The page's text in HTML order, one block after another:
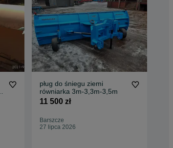
pług do śniegu ziemi
równiarka 3m-3,3m-3,5m
11 500 zł
Barszcze
27 lipca 2026